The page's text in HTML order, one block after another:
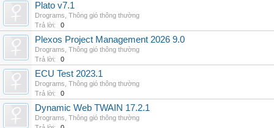
Plato v7.1
Drograms Thông gió thông thường
Trả lời:
0
Plexos Project Management 2026 9.0
Drograms Thông gió thông thường
Trả lời:
0
ECU Test 2023.1
Drograms Thông gió thông thường
Trả lời:
0
Dynamic Web TWAIN 17.2.1
Drograms Thông gió thông thường